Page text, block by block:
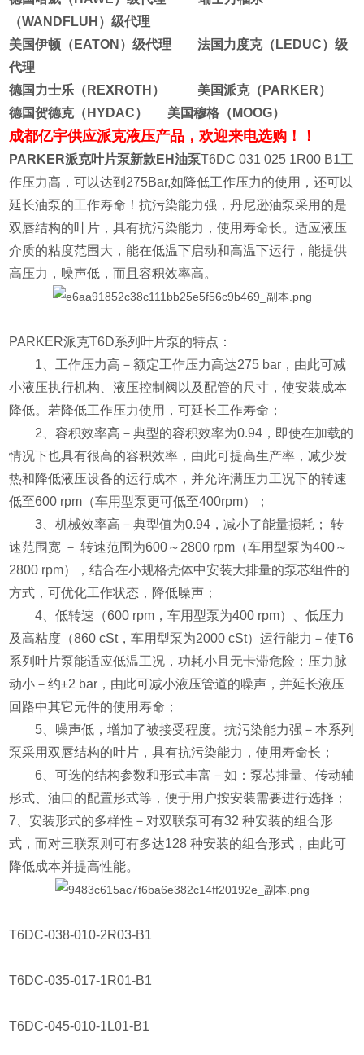
（WANDFLUH）级代理
美国伊顿（EATON）级代理 法国力度克（LEDUC）级
代理
德国力士乐（REXROTH） 美国派克（PARKER）
德国贺德克（HYDAC） 美国穆格（MOOG）
成都亿宇供应派克液压产品，欢迎来电选购！！
PARKER派克叶片泵新款EH油泵T6DC 031 025 1R00 B1工
作压力高，可以达到275Bar,如降低工作压力的使用，还可以
延长油泵的工作寿命！抗污染能力强，丹尼逊油泵采用的是
双唇结构的叶片，具有抗污染能力，使用寿命长。适应液压
介质的粘度范围大，能在低温下启动和高温下运行，能提供
高压力，噪声低，而且容积效率高。
PARKER派克T6D系列叶片泵的特点：
1、工作压力高－额定工作压力高达275 bar ，由此可减
小液压执行机构、液压控制阀以及配管的尺寸，使安装成本
降低。若降低工作压力使用，可延长工作寿命；
2、容积效率高－典型的容积效率为0.94 ，即使在加载的
情况下也具有很高的容积效率，由此可提高生产率，减少发
热和降低液压设备的运行成本，并允许满压力工况下的转速
低至600 rpm （车用型泵更可低至400rpm）；
3、机械效率高－典型值为0.94 ，减小了能量损耗； 转
速范围宽 － 转速范围为600～2800 rpm （车用型泵为400～
2800 rpm），结合在小规格壳体中安装大排量的泵芯组件的
方式，可优化工作状态，降低噪声；
4、低转速（600 rpm ，车用型泵为400 rpm）、低压力
及高粘度（860 cSt，车用型泵为2000 cSt）运行能力－使T6
系列叶片泵能适应低温工况，功耗小且无卡滞危险；压力脉
动小－约±2 bar ，由此可减小液压管道的噪声，并延长液压
回路中其它元件的使用寿命；
5、噪声低，增加了被接受程度。抗污染能力强－本系列
泵采用双唇结构的叶片，具有抗污染能力，使用寿命长；
6、可选的结构参数和形式丰富－如：泵芯排量、传动轴
形式、油口的配置形式等，便于用户按安装需要进行选择；
7、安装形式的多样性－对双联泵可有32种安装的组合形
式，而对三联泵则可有多达128种安装的组合形式，由此可
降低成本并提高性能。
T6DC-038-010-2R03-B1
T6DC-035-017-1R01-B1
T6DC-045-010-1L01-B1